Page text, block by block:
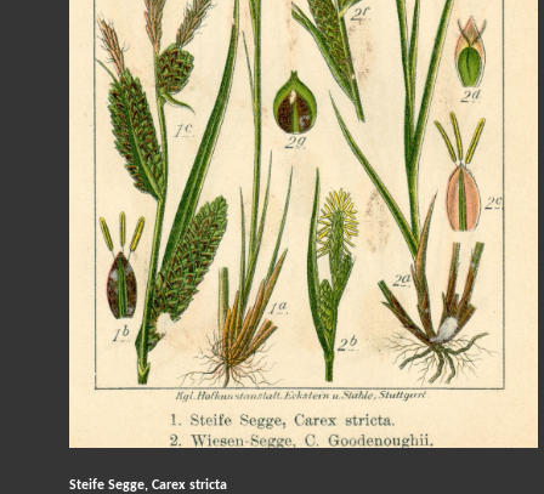
Steife Segge, Carex stricta